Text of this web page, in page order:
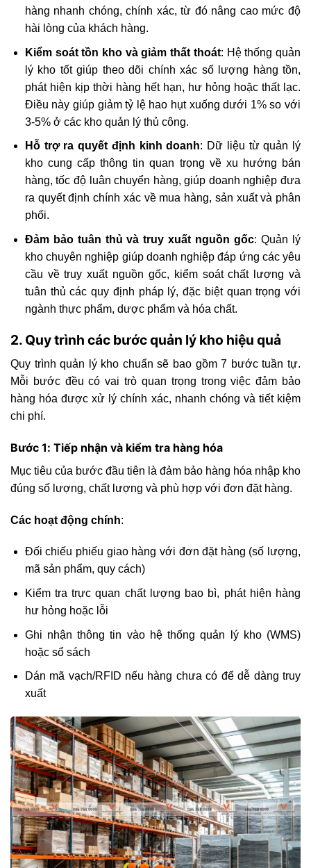
hàng nhanh chóng, chính xác, từ đó nâng cao mức độ
hài lòng của khách hàng.
Kiểm soát tồn kho và giảm thất thoát: Hệ thống quản
lý kho tốt giúp theo dõi chính xác số lượng hàng tồn,
phát hiện kịp thời hàng hết hạn, hư hỏng hoặc thất lạc.
Điều này giúp giảm tỷ lệ hao hụt xuống dưới 1% so với
3-5% ở các kho quản lý thủ công.
Hỗ trợ ra quyết định kinh doanh: Dữ liệu từ quản lý
kho cung cấp thông tin quan trọng về xu hướng bán
hàng, tốc độ luân chuyển hàng, giúp doanh nghiệp đưa
ra quyết định chính xác về mua hàng, sản xuất và phân
phối.
Đảm bảo tuân thủ và truy xuất nguồn gốc: Quản lý
kho chuyên nghiệp giúp doanh nghiệp đáp ứng các yêu
cầu về truy xuất nguồn gốc, kiểm soát chất lượng và
tuân thủ các quy định pháp lý, đặc biệt quan trọng với
ngành thực phẩm, dược phẩm và hóa chất.
2. Quy trình các bước quản lý kho hiệu quả
Quy trình quản lý kho chuẩn sẽ bao gồm 7 bước tuần tự.
Mỗi bước đều có vai trò quan trọng trong việc đảm bảo
hàng hóa được xử lý chính xác, nhanh chóng và tiết kiệm
chi phí.
Bước 1: Tiếp nhận và kiểm tra hàng hóa
Mục tiêu của bước đầu tiên là đảm bảo hàng hóa nhập kho
đúng số lượng, chất lượng và phù hợp với đơn đặt hàng.
Các hoạt động chính:
Đối chiếu phiếu giao hàng với đơn đặt hàng (số lượng,
mã sản phẩm, quy cách)
Kiểm tra trực quan chất lượng bao bì, phát hiện hàng
hư hỏng hoặc lỗi
Ghi nhận thông tin vào hệ thống quản lý kho (WMS)
hoặc sổ sách
Dán mã vạch/RFID nếu hàng chưa có để dễ dàng truy
xuất